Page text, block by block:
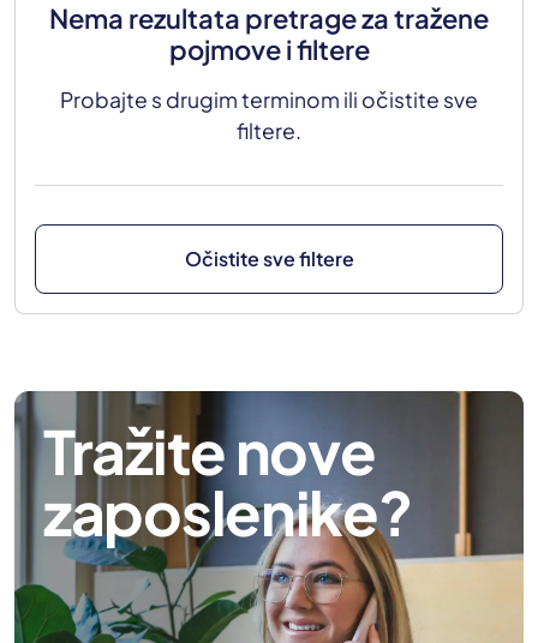
Nema rezultata pretrage za tražene
pojmove i filtere
Probajte s drugim terminom ili očistite sve
filtere.
Očistite sve filtere
Tražite nove
zaposlenike?